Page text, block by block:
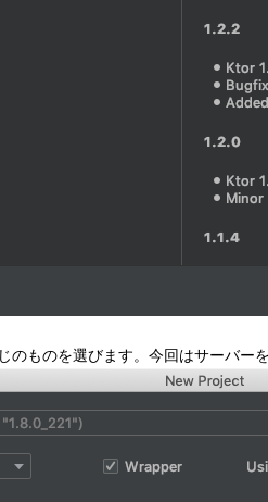
ものを選びます。今回はサーバ